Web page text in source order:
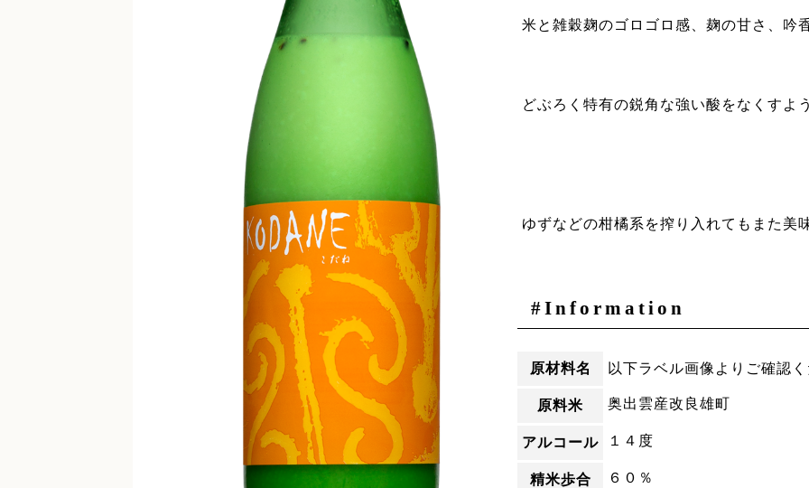
米と雑穀麹のゴロゴロ感、麹の甘さ、吟
どぶろく特有の鋭角な強い酸をなくすよ
ゆずなどの柑橘系を搾り入れてもまた美
#Information
原材料名 以下ラベル画像よりご確認
原料米 奥出雲産改良雄町
アルコール １４度
精米歩合 ６０％